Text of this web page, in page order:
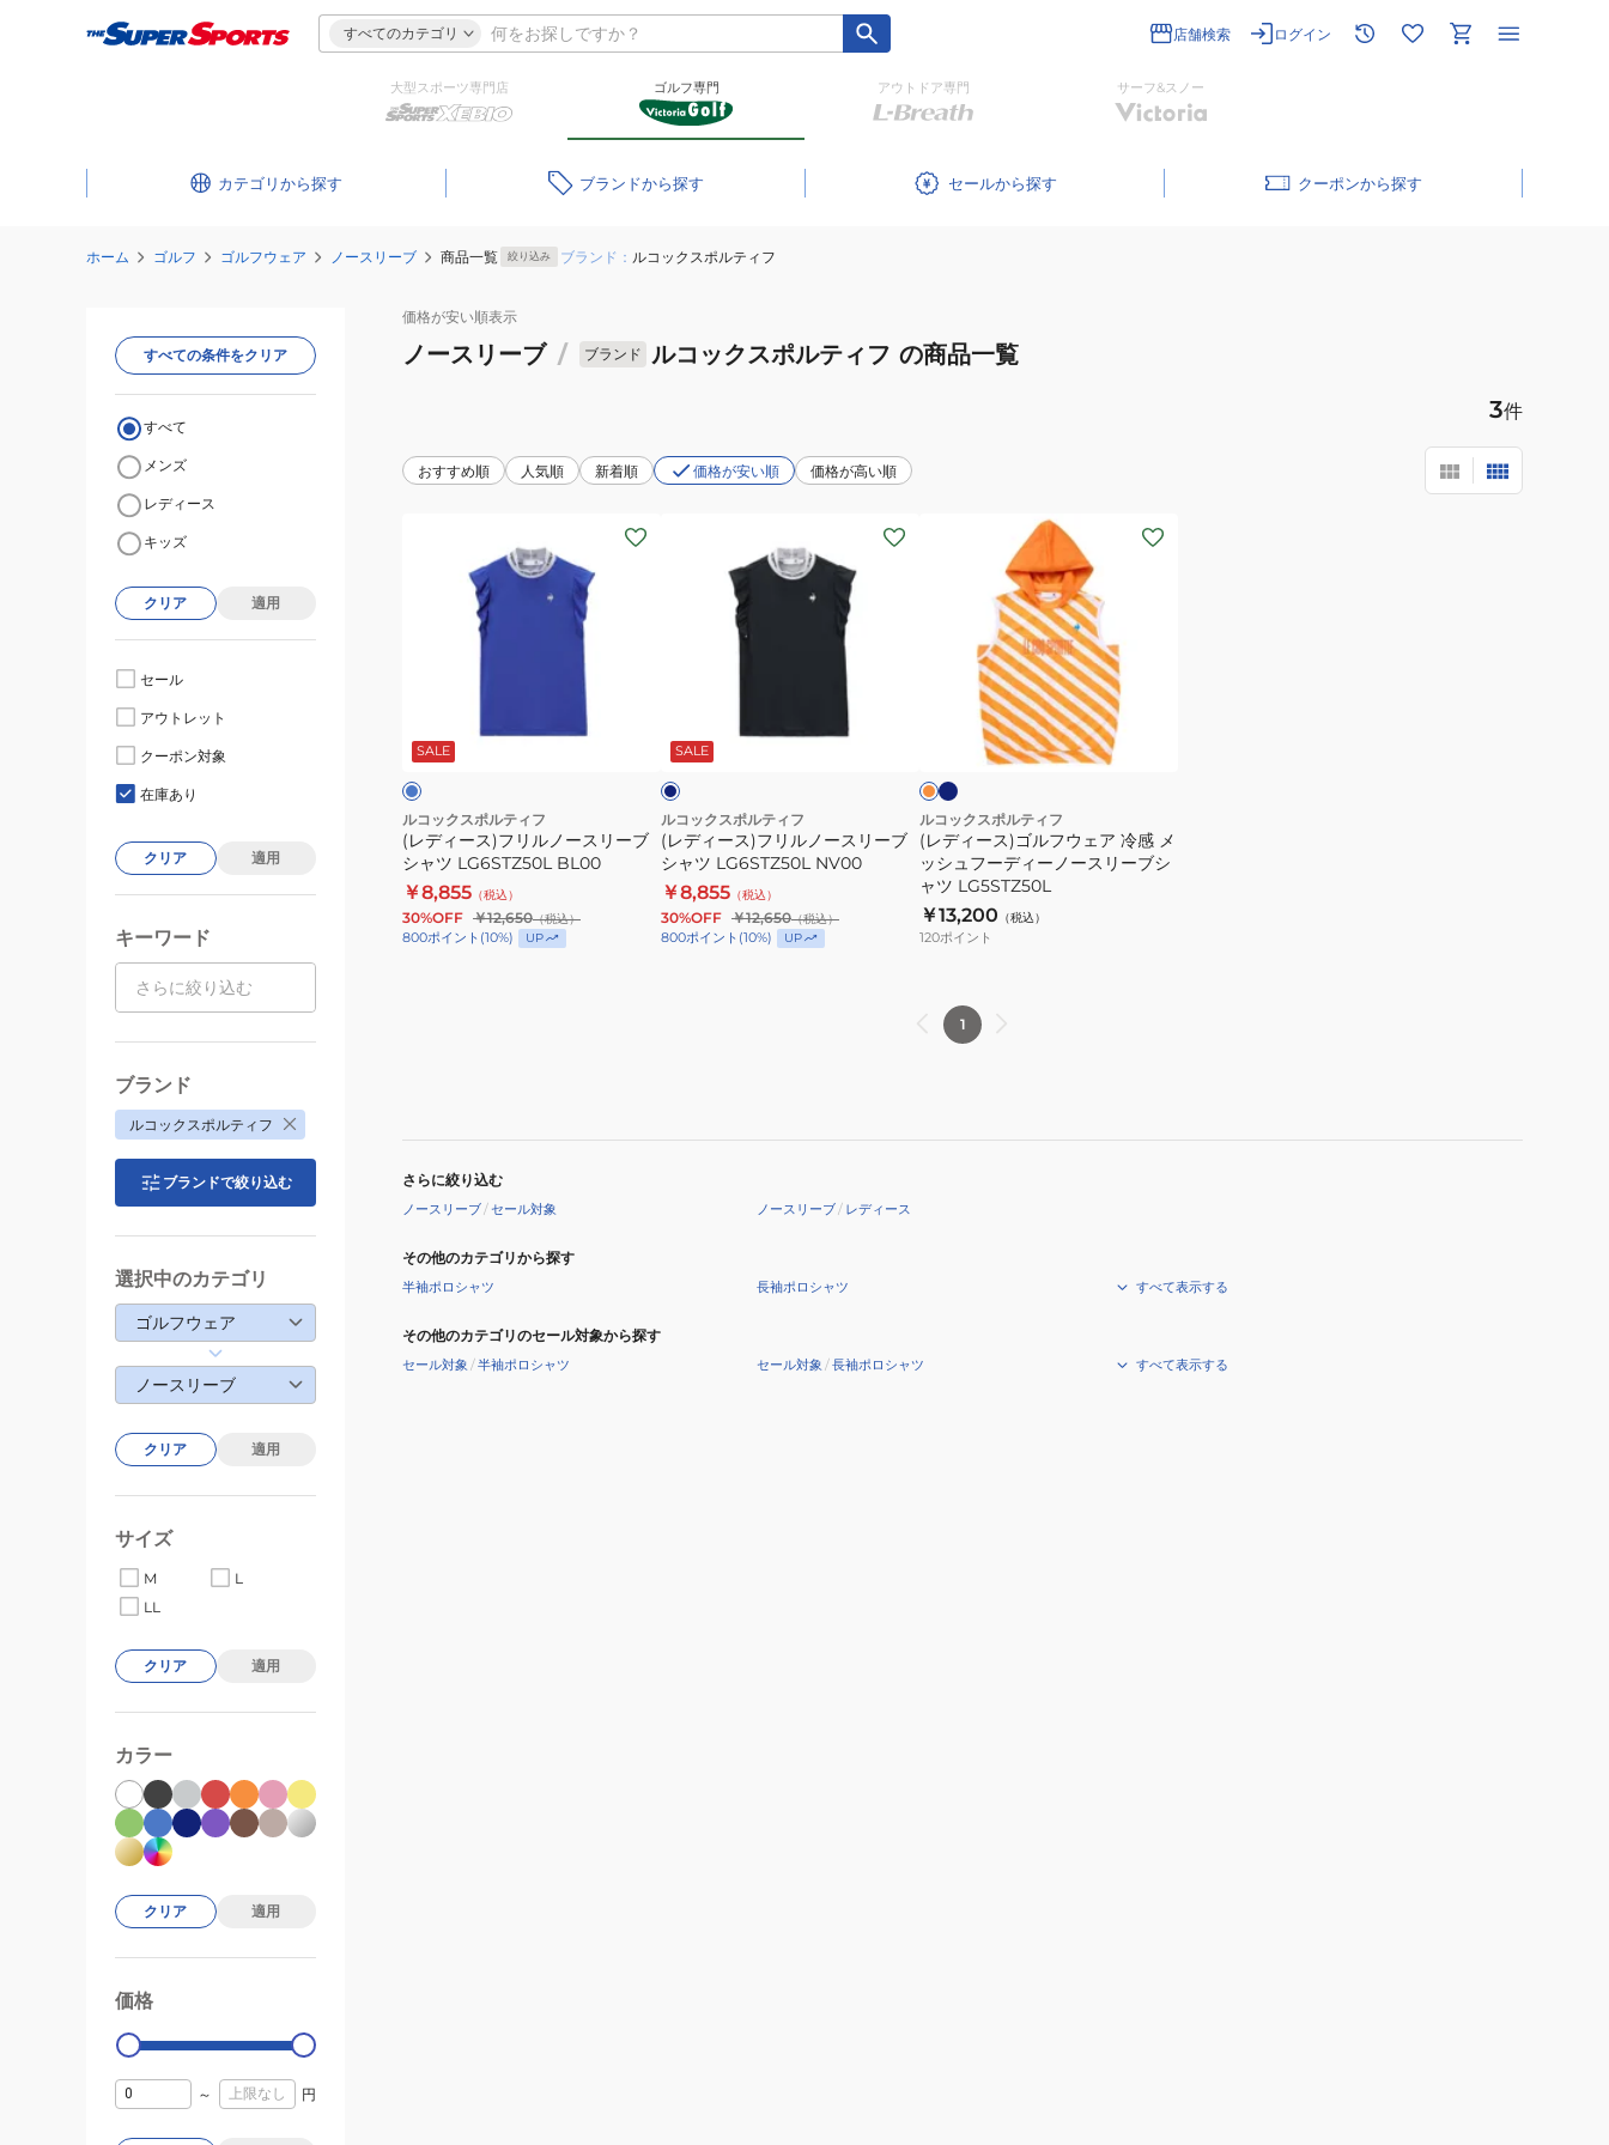
すべてのカテゴリ 店舗検索 ログイン
大型スポーツ専門店 ゴルフ専門 アウトドア専門 サーフ&スノー
カテゴリ ブランド セール クーポン
ホーム ゴルフ ゴルフウェア ノースリーブ 商品一覧 絞り込み ブランド： ルコックスポルティフ
価格が安い順表示
ノースリーブ / ブランド ルコックスポルティフ の商品一覧
3件
おすすめ順 人気順 新着順 価格が安い順 価格が高い順
ノ
ー
ス
リ
ー
ブ
シ
SALE
ルコックスポルティフ
(レディース)フリルノースリーブ
シャツ LG6STZ50L BL00
￥8,855 （税込）
30%OFF ￥12,650（税込）
800ポイント (10%) UP
ノ
ー
ス
リ
ー
ブ
シ
SALE
ネ
イ
ルコックスポルティフ
(レディース)フリルノースリーブ
シャツ LG6STZ50L NV00
￥8,855 （税込）
30%OFF ￥12,650（税込）
800ポイント (10%) UP
ェ
ア
冷
感
メ
ッ
ャ
オ
レ
ネ
イ
ルコックスポルティフ
(レディース)ゴルフウェア 冷感 メ
ッシュフーディーノースリーブシ
ャツ LG5STZ50L
￥13,200 （税込）
120ポイント
1
さらに絞り込む
ノースリーブ/セール対象 ノースリーブ/ レディース
その他のカテゴリから探す
半袖ポロシャツ 長袖ポロシャツ すべて表示する
その他のカテゴリのセール対象から探す
セール対象 /半袖ポロシャツ セール対象 /長袖ポロシャツ すべて表示する
すべての条件をクリア
すべて
メンズ
レディース
キッズ
クリア 適用
セール
アウトレット
クーポン対象
在庫あり
クリア 適用
キーワード
ブランド
ルコックスポルティフ
ブランドで絞り込む
選択中のカテゴリ
ゴルフウェア
ノースリーブ
クリア 適用
サイズ
M
L
LL
クリア 適用
カラー
クリア 適用
価格
0
～ 円